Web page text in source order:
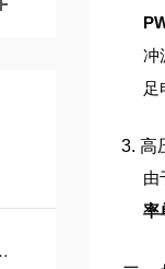
冲
足
3. 高
由
率